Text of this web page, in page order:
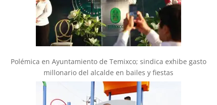
Polémica en Ayuntamiento de Temixco; sindica exhibe gasto
millonario del alcalde en bailes y fiestas